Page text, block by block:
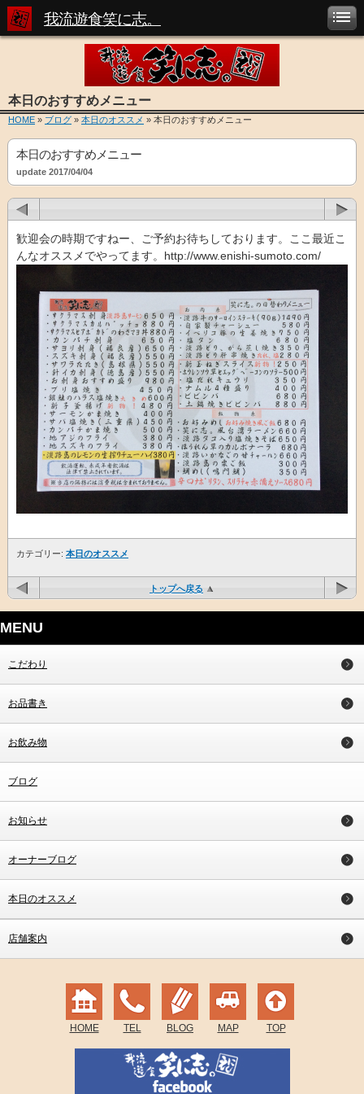
我流遊食笑に志。
本日のおすすめメニュー
HOME » ブログ » 本日のオススメ » 本日のおすすめメニュー
本日のおすすめメニュー
update 2017/04/04
歓迎会の時期ですねー、ご予約お待ちしております。ここ最近こ
んなオススメでやってます。http://www.enishi-sumoto.com/
カテゴリー: 本日のオススメ
トップへ戻る
MENU
こだわり
お品書き
お飲み物
ブログ
お知らせ
オーナーブログ
本日のオススメ
店舗案内
HOME TEL BLOG MAP TOP